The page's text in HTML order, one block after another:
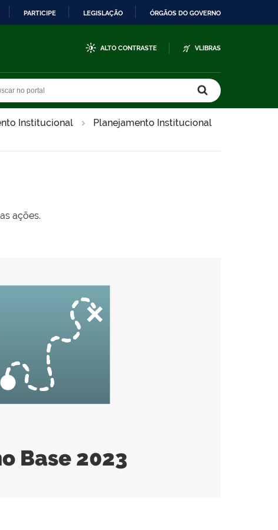
PARTICIPE LEGISLAÇÃO ÓRGÃOS DO GOVERNO
ALTO CONTRASTE VLIBRAS
Institucional
Planejamento Institucional
ações.
Base 2023